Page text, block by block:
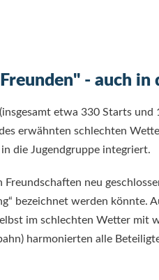
- auch in
etwa 330 Starts
erwähnten schlechten
die Jugendgruppe integriert.
neu
bezeichnet werden könnte.
im schlechten Wetter mit
harmonierten alle